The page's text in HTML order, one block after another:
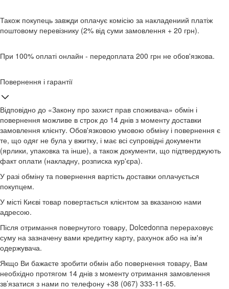
Також покупець завжди оплачує комісію за накладениий платіж
поштовому перевізнику (2% від суми замовлення + 20 грн).
При 100% оплаті онлайн - передоплата 200 грн не обов'язкова.
Повернення і гарантії
Відповідно до «Закону про захист прав споживача» обмін і
повернення можливе в строк до 14 днів з моменту доставки
замовлення клієнту. Обов'язковою умовою обміну і повернення є
те, що одяг не була у вжитку, і має всі супровідні документи
(ярлики, упаковка та інше), а також документи, що підтверджують
факт оплати (накладну, розписка кур'єра).
У разі обміну та повернення вартість доставки оплачується
покупцем.
У місті Києві товар повертається клієнтом за вказаною нами
адресою.
Після отримання повернутого товару, Dolcedonna перераховує
суму на зазначену вами кредитну карту, рахунок або на ім'я
одержувача.
Якщо Ви бажаєте зробити обмін або повернення товару, Вам
необхідно протягом 14 днів з моменту отримання замовлення
зв’язатися з нами по телефону +38 (067) 333-11-65.